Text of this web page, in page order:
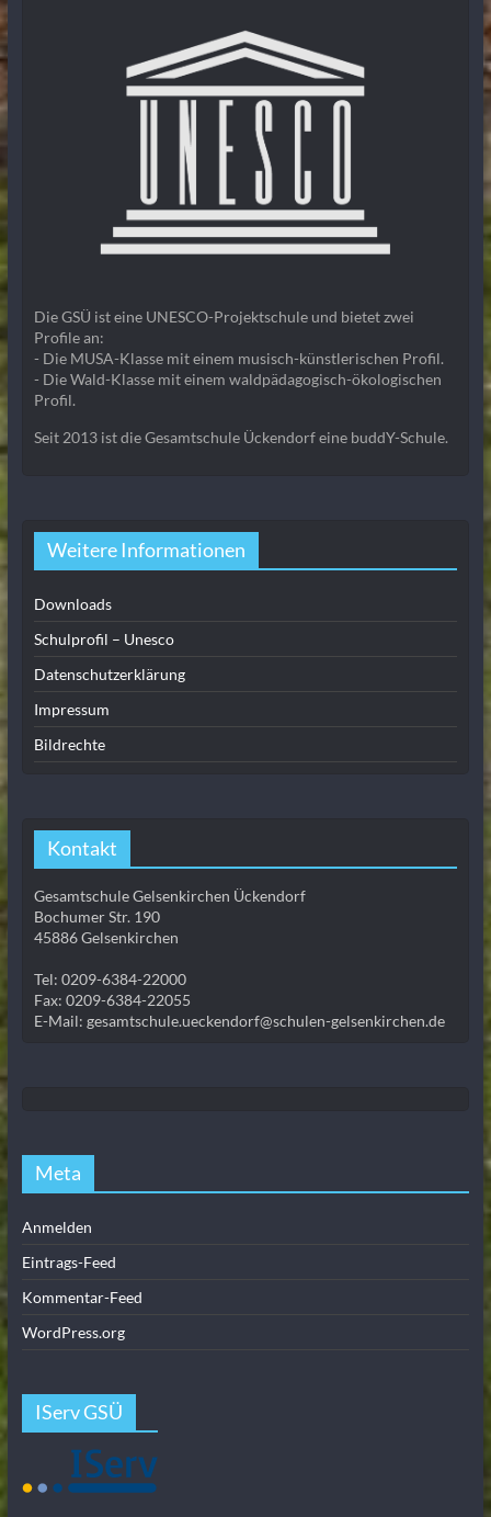
Die GSÜ ist eine UNESCO-Projektschule und bietet zwei
Profile an:
- Die MUSA-Klasse mit einem musisch-künstlerischen Profil.
- Die Wald-Klasse mit einem waldpädagogisch-ökologischen
Profil.
Seit 2013 ist die Gesamtschule Ückendorf eine buddY-Schule.
Weitere Informationen
Downloads
Schulprofil – Unesco
Datenschutzerklärung
Impressum
Bildrechte
Kontakt
Gesamtschule Gelsenkirchen Ückendorf
Bochumer Str. 190
45886 Gelsenkirchen
Tel: 0209-6384-22000
Fax: 0209-6384-22055
E-Mail: gesamtschule.ueckendorf@schulen-gelsenkirchen.de
Meta
Anmelden
Eintrags-Feed
Kommentar-Feed
WordPress.org
IServ GSÜ